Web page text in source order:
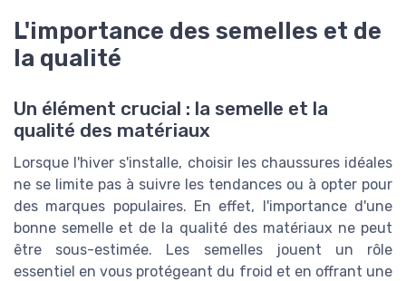
L'importance des semelles et de
la qualité
Un élément crucial : la semelle et la
qualité des matériaux
Lorsque l'hiver s'installe, choisir les chaussures idéales
ne se limite pas à suivre les tendances ou à opter pour
des marques populaires. En effet, l'importance d'une
bonne semelle et de la qualité des matériaux ne peut
être sous-estimée. Les semelles jouent un rôle
essentiel en vous protégeant du froid et en offrant une